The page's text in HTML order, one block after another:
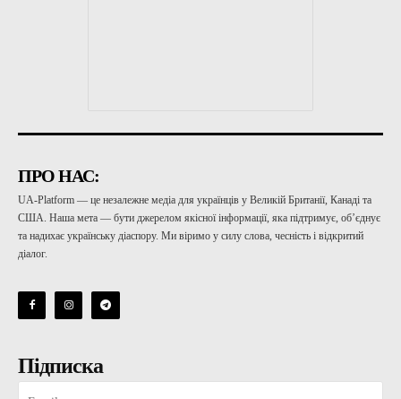
ПРО НАС:
UA-Platform — це незалежне медіа для українців у Великій Британії, Канаді та
США. Наша мета — бути джерелом якісної інформації, яка підтримує, об’єднує
та надихає українську діаспору. Ми віримо у силу слова, чесність і відкритий
діалог.
Підписка